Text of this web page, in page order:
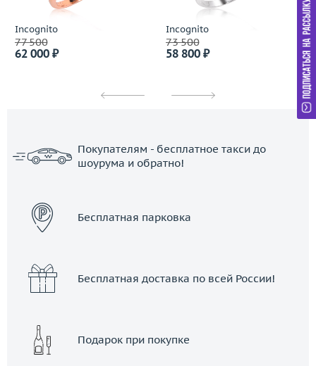
Incognito
77 500
62 000 ₽
Incognito
73 500
58 800 ₽
Покупателям - бесплатное такси до
шоурума и обратно!
Бесплатная парковка
Бесплатная доставка по всей России!
Подарок при покупке